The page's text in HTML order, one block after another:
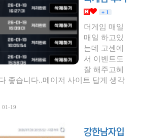
+ 1
더게임 매일
매일 하고있
는데 고센에
서 이벤트도
잘 해주고혜
좋습니다..메이저 사이트 답게 생각
01-19
강한남자입